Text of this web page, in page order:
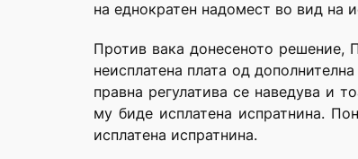
на еднократен надомест во вид на
Против вака донесеното решение,
неисплатена плата од
правна регулатива се наведува и
му биде исплатена испратнина.
исплатена испратнина.